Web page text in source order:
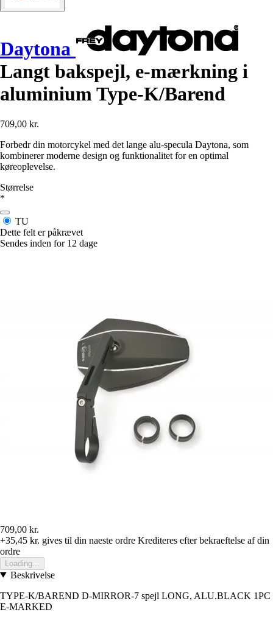
Daytona
Langt bakspejl, e-mærkning i
aluminium Type-K/Barend
709,00 kr.
Forbedr din motorcykel med det lange alu-specula Daytona, som
kombinerer moderne design og funktionalitet for en optimal
køreoplevelse.
Størrelse
*
TU
Dette felt er påkrævet
Sendes inden for 12 dage
709,00 kr.
+35,45 kr. gives til din naeste ordre Krediteres efter bekraeftelse af din
ordre
Loading...
Beskrivelse
TYPE-K/BAREND D-MIRROR-7 spejl LONG, ALU.BLACK 1PC
E-MARKED